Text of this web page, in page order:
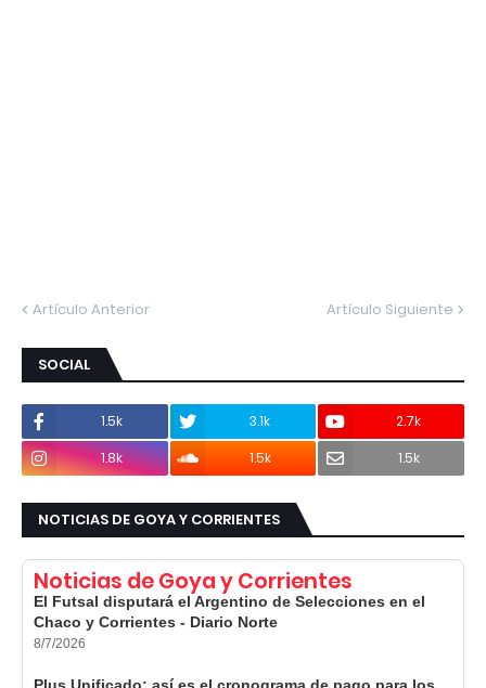
Artículo Anterior Artículo Siguiente
SOCIAL
1.5k 3.1k
2.7k
1.8k
1.5k 1.5k
NOTICIAS DE GOYA Y CORRIENTES
Noticias de Goya y Corrientes
El Futsal disputará el Argentino de Selecciones en el
Chaco y Corrientes - Diario Norte
8/7/2026